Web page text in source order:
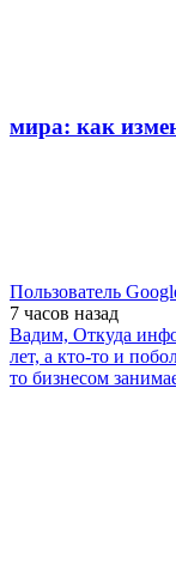
мира: как
Пользователь
7 часов назад
Вадим, Откуда
лет, а кто-то и
то бизнесом